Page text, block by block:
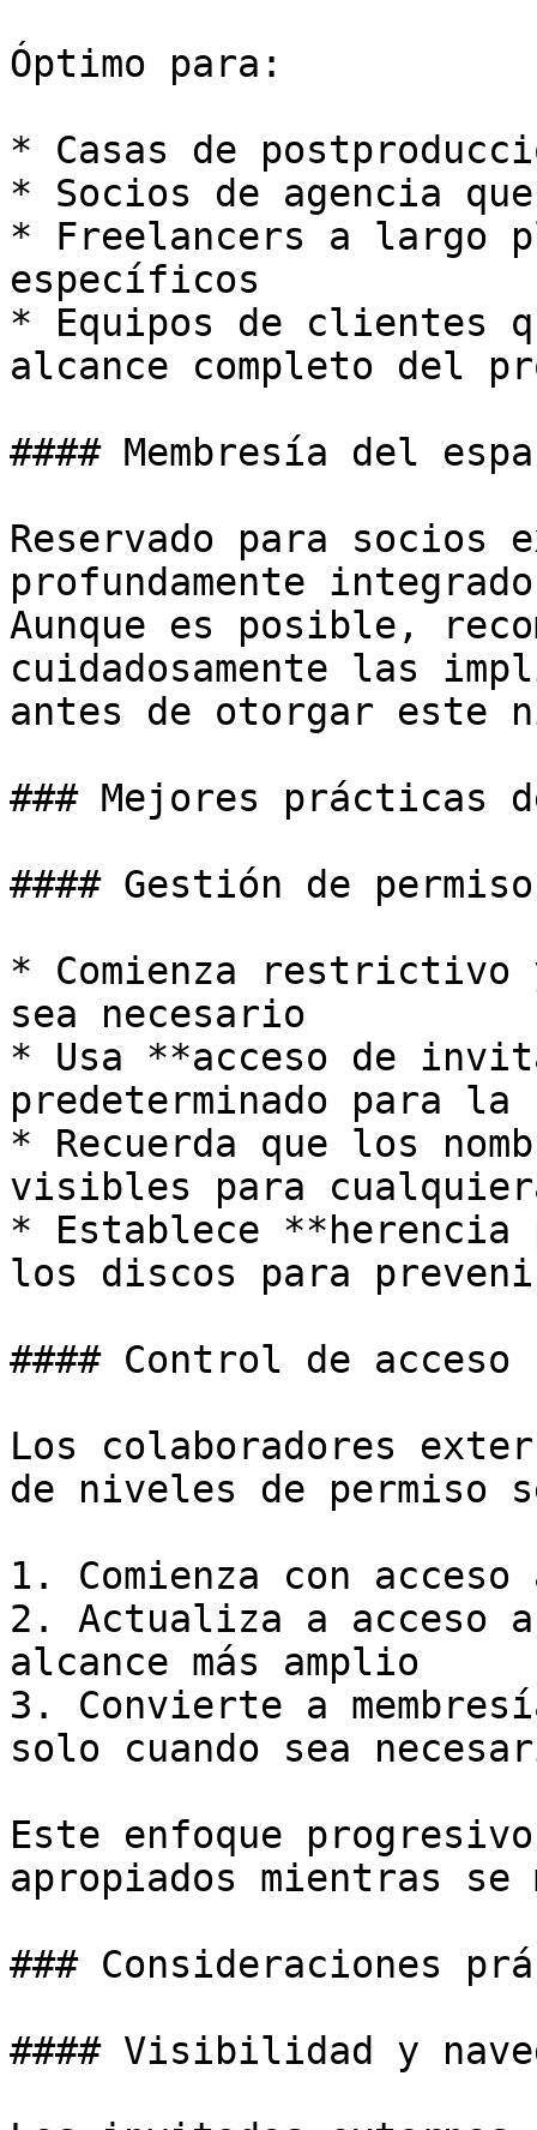
Óptimo para:
* Casas de
* Socios de agencia
* Freelancers a largo
específicos
* Equipos de clientes
alcance completo del
#### Membresía del
Reservado para socios
profundamente
Aunque es posible,
cuidadosamente las
antes de otorgar este
### Mejores prácticas
#### Gestión de
* Comienza restrictivo
sea necesario
* Usa **acceso de
predeterminado para
* Recuerda que los
visibles para
* Establece **herencia
los discos para
#### Control de acceso
Los colaboradores
de niveles de permiso
1. Comienza con
2. Actualiza a acceso
alcance más amplio
3. Convierte a
solo cuando sea
Este enfoque
apropiados mientras
### Consideraciones
#### Visibilidad y